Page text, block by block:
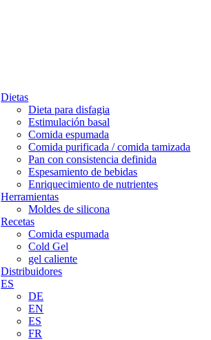
Dietas
Dieta para disfagia
Estimulación basal
Comida espumada
Comida purificada / comida tamizada
Pan con consistencia definida
Espesamiento de bebidas
Enriquecimiento de nutrientes
Herramientas
Moldes de silicona
Recetas
Comida espumada
Cold Gel
gel caliente
Distribuidores
ES
DE
EN
ES
FR